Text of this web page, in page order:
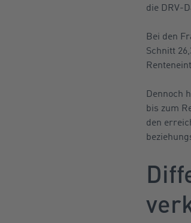
die DRV-
Bei den
Schnitt
Dennoch
bis zum
den